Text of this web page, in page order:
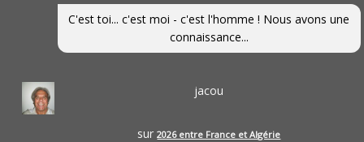
C'est toi... c'est moi - c'est l'homme ! Nous avons une
connaissance...
jacou
sur2026 entre France et Algérie